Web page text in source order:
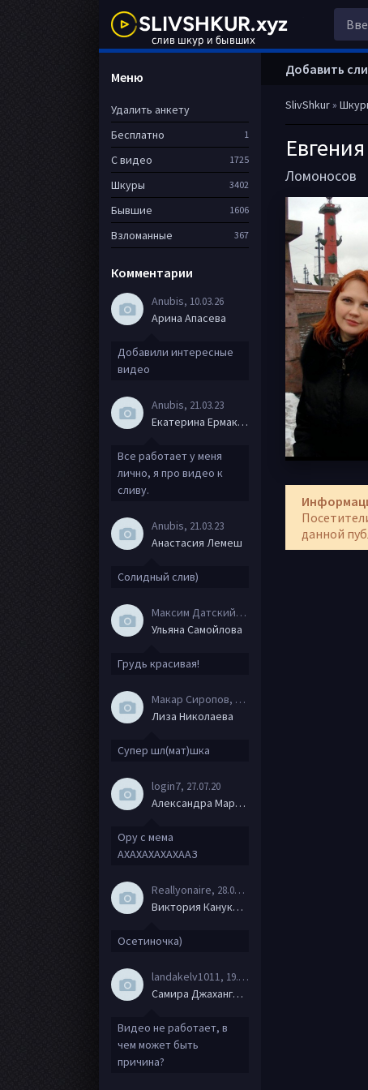
SlivShkur»
Ломоносов
данной
Добавить
Меню
Удалить анкету
Бесплатно
1
С видео 1725
Шкуры 3402
Бывшие 1606
Взломанные 367
Комментарии
Anubis, 10.03.26
Арина Апасева
Добавили интересные
видео
Anubis, 21.03.23
Екатерина Ермакова
Все работает у меня
лично, я про видео к
сливу.
Anubis, 21.03.23
Анастасия Лемеш
Солидный слив)
Максим Датский
, 15.08.20
Ульяна Самойлова
Грудь красивая!
Макар Сиропов, 08.08.20
Лиза Николаева
Супер шл(мат)шка
login7, 27.07.20
Александра Маркова
Ору с мема
АХАХАХАХАХААЗ
Reallyonaire, 28.06.20
Виктория Канукова
Осетиночка)
landakelv1011 , 19.06.20
Самира Джахангирова
Видео не работает, в
чем может быть
причина?